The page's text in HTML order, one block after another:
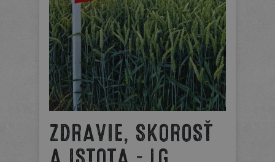
ZDRAVIE, SKOROSŤ
A ISTOTA – LG